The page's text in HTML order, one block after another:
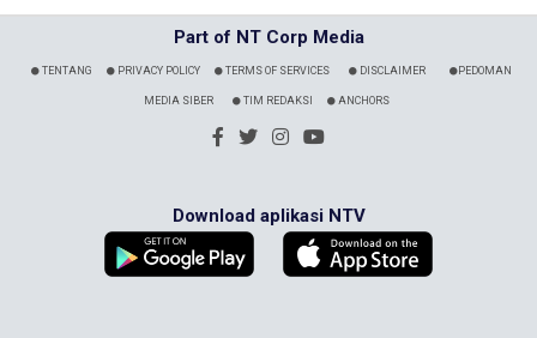
Part of NT Corp Media
TENTANG PRIVACY POLICY TERMS OF SERVICES DISCLAIMER PEDOMAN
MEDIA SIBER TIM REDAKSI ANCHORS
Download aplikasi NTV